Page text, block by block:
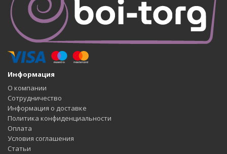
Информация
О компании
Сотрудничество
Информация о доставке
Политика конфиденциальности
Оплата
Условия соглашения
Статьи